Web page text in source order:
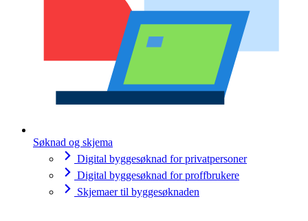
Søknad og skjema
Digital byggesøknad for privatpersoner
Digital byggesøknad for proffbrukere
Skjemaer til byggesøknaden